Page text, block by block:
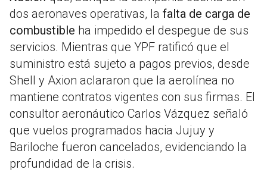
dos aeronaves operativas, la falta de carga de
combustible ha impedido el despegue de sus
servicios. Mientras que YPF ratificó que el
suministro está sujeto a pagos previos, desde
Shell y Axion aclararon que la aerolínea no
mantiene contratos vigentes con sus firmas. El
consultor aeronáutico Carlos Vázquez señaló
que vuelos programados hacia Jujuy y
Bariloche fueron cancelados, evidenciando la
profundidad de la crisis.